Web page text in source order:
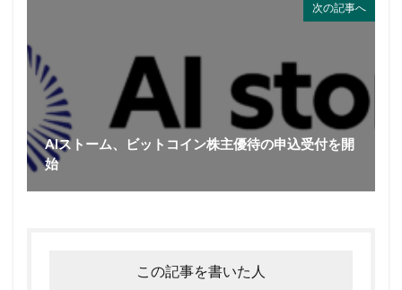
次の記事へ
AIストーム、ビットコイン株主優待の申込受付を開
始
この記事を書いた人